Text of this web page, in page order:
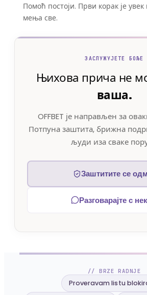
Помоћ постоји. Први корак је
мења све.
ЗАСЛУЖУЈЕТЕ БОЉЕ
Њихова прича не
ваша.
OFFBET је направљен за
Потпуна заштита, брижна
људи иза сваке
Заштитите се
Разговарајте с
// BRZE RADNJE
Proveravam listu